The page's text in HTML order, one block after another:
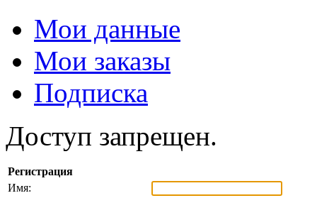
Мои данные
Мои заказы
Подписка
Доступ запрещен.
Регистрация
Имя: